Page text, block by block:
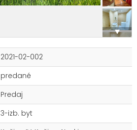
2021-02-002
predané
Predaj
3-izb. byt